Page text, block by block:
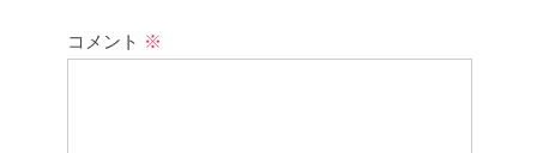
コメント ※